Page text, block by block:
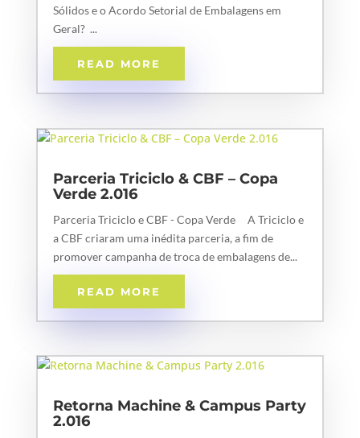
Sólidos e o Acordo Setorial de Embalagens em
Geral? ...
READ MORE
Parceria Triciclo & CBF – Copa
Verde 2.016
Parceria Triciclo e CBF - Copa Verde A Triciclo e
a CBF criaram uma inédita parceria, a fim de
promover campanha de troca de embalagens de...
READ MORE
Retorna Machine & Campus Party
2.016